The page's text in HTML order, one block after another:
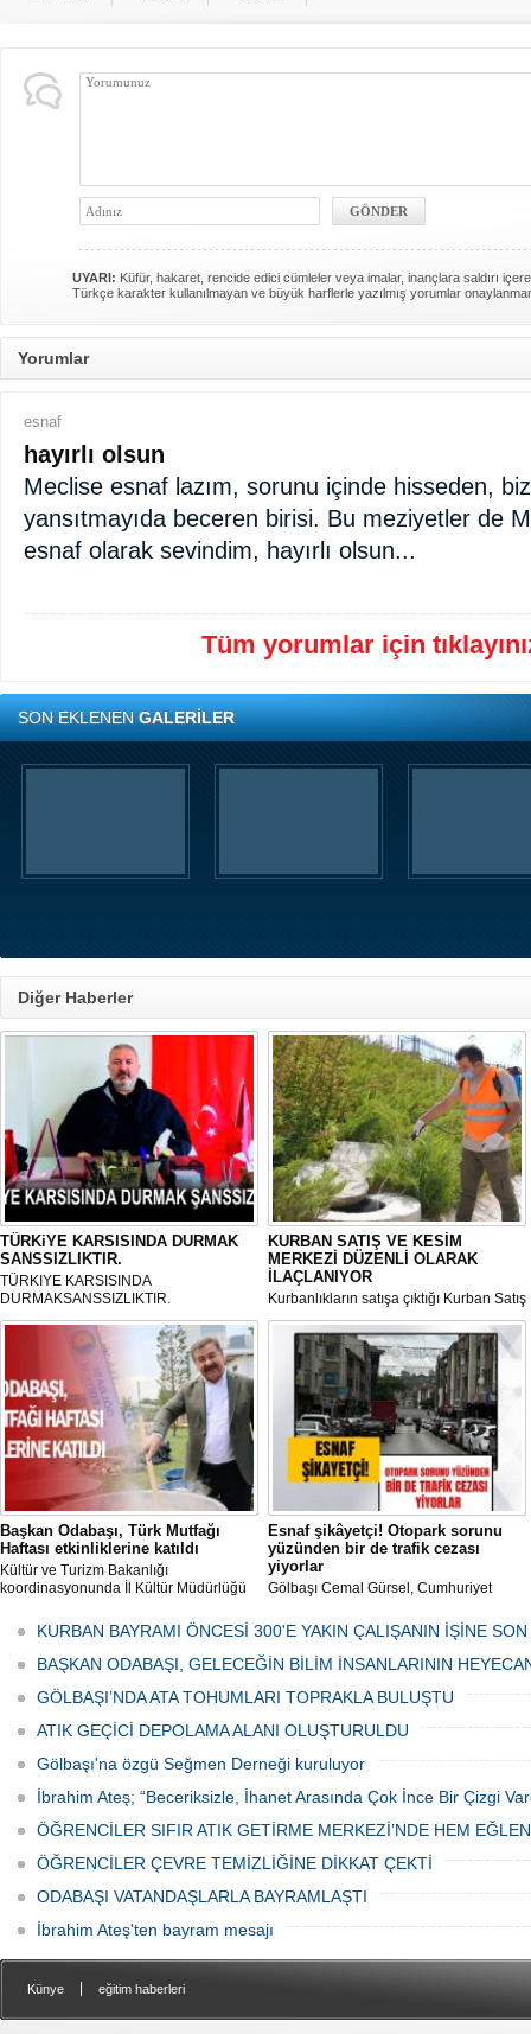
UYARI: Küfür, hakaret, rencide edici cümleler veya imalar, inançlara saldırı
Türkçe karakter kullanılmayan ve büyük harflerle yazılmış yorumlar
Yorumlar
esnaf
hayırlı olsun
Meclise esnaf lazım, sorunu içinde hisseden,
yansıtmayıda beceren birisi. Bu meziyetler de
esnaf olarak sevindim, hayırlı olsun...
Tüm yorumlar için
SON EKLENENGALERİLER
Diğer Haberler
TÜRKiYE KARSISINDA DURMAK
SANSSIZLIKTIR.
TÜRKIYE KARSISINDA
DURMAKSANSSIZLIKTIR.
KURBAN SATIŞ VE KESİM
MERKEZİ DÜZENLİ OLARAK
İLAÇLANIYOR
Kurbanlıkların satışa çıktığı Kurban Satış
ve Kesim Merkezi, haşere ve
mikropların önüne geçilmesi amacıyla
her gün Gölbaşı Belediyesi ekipleri
tarafından düzenli olarak ilaçlanıyor.
Başkan Odabaşı, Türk Mutfağı
Haftası etkinliklerine katıldı
Kültür ve Turizm Bakanlığı
koordinasyonunda İl Kültür Müdürlüğü
Haftası" etkinlikleri Ankara'da devam
ediyor.
Esnaf şikâyetçi! Otopark sorunu
yüzünden bir de trafik cezası
yiyorlar
Gölbaşı Cemal Gürsel, Cumhuriyet
bulunan esnaf ve alışverişe gelen
vatandaşlar park cezaları yüzünden
canından bezdi.
KURBAN BAYRAMI ÖNCESİ 300'E YAKIN ÇALIŞANIN İŞİNE
BAŞKAN ODABAŞI, GELECEĞİN BİLİM İNSANLARININ
GÖLBAŞI’NDA ATA TOHUMLARI TOPRAKLA BULUŞTU
ATIK GEÇİCİ DEPOLAMA ALANI OLUŞTURULDU
Gölbaşı'na özgü Seğmen Derneği kuruluyor
İbrahim Ateş; “Beceriksizle, İhanet Arasında Çok İnce Bir Çizgi
ÖĞRENCİLER SIFIR ATIK GETİRME MERKEZİ’NDE HEM
ÖĞRENCİLER ÇEVRE TEMİZLİĞİNE DİKKAT ÇEKTİ
ODABAŞI VATANDAŞLARLA BAYRAMLAŞTI
İbrahim Ateş'ten bayram mesajı
Künye eğitim haberleri